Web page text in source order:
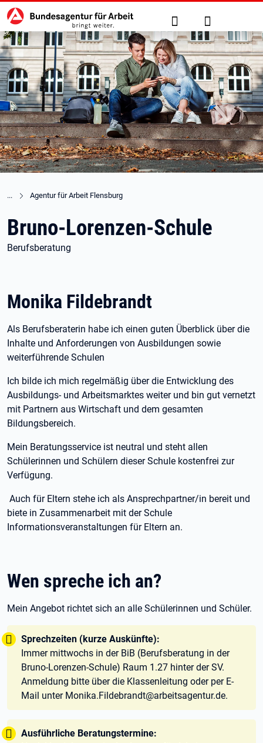
zu den Hauptinhalten springen
Hauptnavigation Suche Anmelden
Agentur für Arbeit Flensburg
Bruno-Lorenzen-Schule
Berufsberatung
Monika Fildebrandt
Als Berufsberaterin habe ich einen guten Überblick über die
Inhalte und Anforderungen von Ausbildungen sowie
weiterführende Schulen
Ich bilde ich mich regelmäßig über die Entwicklung des
Ausbildungs- und Arbeitsmarktes weiter und bin gut vernetzt
mit Partnern aus Wirtschaft und dem gesamten
Bildungsbereich.
Mein Beratungsservice ist neutral und steht allen
Schülerinnen und Schülern dieser Schule kostenfrei zur
Verfügung.
Auch für Eltern stehe ich als Ansprechpartner/in bereit und
biete in Zusammenarbeit mit der Schule
Informationsveranstaltungen für Eltern an.
Wen spreche ich an?
Mein Angebot richtet sich an alle Schülerinnen und Schüler.
Tipp:
Sprechzeiten (kurze Auskünfte):
Immer mittwochs in der BiB (Berufsberatung in der
Bruno-Lorenzen-Schule) Raum 1.27 hinter der SV.
Anmeldung bitte über die Klassenleitung oder per E-
Mail unter Monika.Fildebrandt@arbeitsagentur.de.
Tipp:
Ausführliche Beratungstermine: